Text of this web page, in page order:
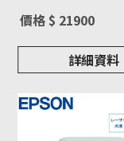
價格 $ 21900
詳細資料